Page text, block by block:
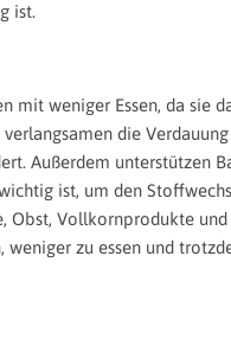
ist.
weniger Essen, da sie
die
Außerdem unterstützen
ist, um den
Vollkornprodukte und
zu essen und